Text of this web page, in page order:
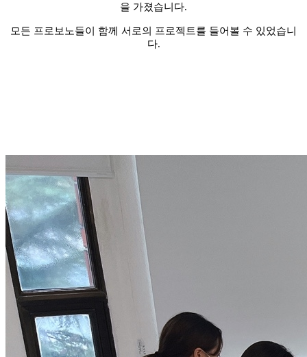
을 가졌습니다.
모든 프로보노들이 함께 서로의 프로젝트를 ​들어볼 수 있었습니
다.